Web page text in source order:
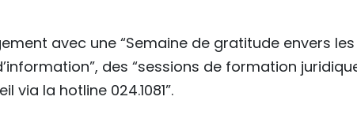
avec une “Semaine de gratitude envers les
des “sessions de formation
via la hotline 024.1081”.